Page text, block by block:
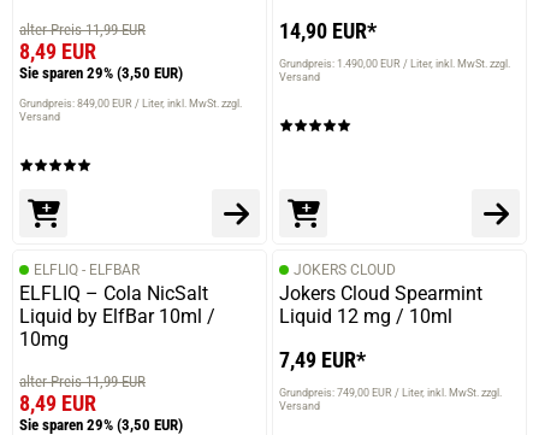
alter Preis 11,99 EUR
8,49 EUR
Sie sparen 29% (3,50 EUR)
Grundpreis: 849,00 EUR / Liter inkl. MwSt. zzgl.
Versand
14,90 EUR*
Grundpreis: 1.490,00 EUR / Liter inkl. MwSt. zzgl.
Versand
ELFLIQ - ELFBAR
ELFLIQ – Cola NicSalt
Liquid by ElfBar 10ml /
10mg
alter Preis 11,99 EUR
8,49 EUR
Sie sparen 29% (3,50 EUR)
JOKERS CLOUD
Jokers Cloud Spearmint
Liquid 12 mg / 10ml
7,49 EUR*
Grundpreis: 749,00 EUR / Liter inkl. MwSt. zzgl.
Versand